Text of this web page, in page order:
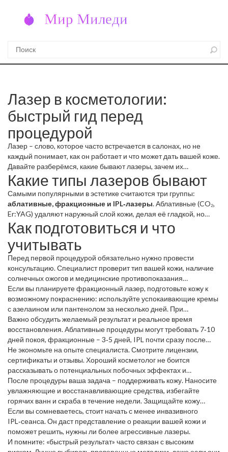
Лазер в косметологии:
быстрый гид перед
процедурой
Лазер – слово, которое часто встречается в салонах, но не
каждый понимает, как он работает и что может дать вашей коже.
Давайте разберёмся, какие бывают лазеры, зачем их
используют и как не попасть в неприятную ситуацию.
Какие типы лазеров бывают
Самыми популярными в эстетике считаются три группы:
аблативные, фракционные и IPL‑лазеры. Аблативные (CO₂,
Er:YAG) удаляют наружный слой кожи, делая её гладкой, но
требуют длительного восстановления. Фракционные (Fraxel,
DeepFX) работают по‑частям, оставляя здоровую ткань,
поэтому реабилитация короче. IPL (интенсивный импульсный
свет) не настоящий лазер, но эффективен для пигментации и
сосудов, и подходит для людей с чувствительной кожей.
Как подготовиться и что
учитывать
Перед первой процедурой обязательно нужно провести
консультацию. Специалист проверит тип вашей кожи, наличие
солнечных ожогов и медицинские противопоказания
(беременность, активные инфекции, гормональные препараты).
Не забывайте о защите от солнца за две‑три недели до визита –
солнце усиливает риск гипер‑ и гипопигментации.
Если вы планируете фракционный лазер, подготовьте кожу к
возможному покраснению: используйте успокаивающие кремы
с азелаином или пантенолом за несколько дней. При
аблативных лазерах врач может порекомендовать
предварительное отшелушивание, но только под контролем.
Важно обсудить желаемый результат и реальное время
восстановления. Аблативные процедуры могут требовать 7‑10
дней покоя, фракционные – 3‑5 дней, IPL почти сразу после
сеанса можно идти домой.
Не экономьте на опыте специалиста. Смотрите лицензии,
сертификаты и отзывы. Хороший косметолог не боится
рассказывать о потенциальных побочных эффектах и
предложит план послепроцедурного ухода.
После процедуры ваша задача – поддерживать кожу. Наносите
увлажняющие и восстанавливающие средства, избегайте
горячих ванн и скраба в течение недели. Защищайте кожу
SPF 30+ каждый день, иначе результат может быстро исчезнуть.
Если вы сомневаетесь, стоит начать с менее инвазивного
IPL‑сеанса. Он даст представление о реакции вашей кожи и
поможет решить, нужны ли более агрессивные лазеры.
И помните: «быстрый результат» часто связан с высоким